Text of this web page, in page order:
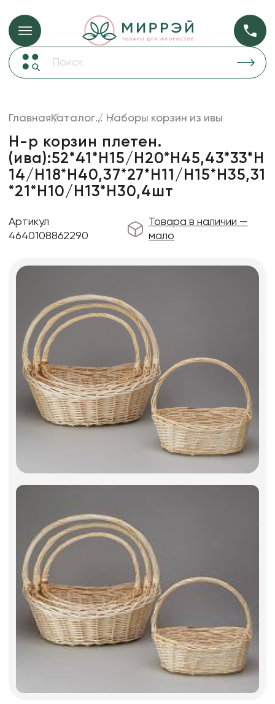
Упаковка для цветов и подарков Упаковка для
прозрачная
Декор для дома
Лента
Товары для флористов
Искусственные цветы и растения
Фоамиран
Игрушки мягкие
Изделия из металла
Сухоцветы
ГлавнаяКаталог... Наборы корзин из ивы
Н-р корзин плетен.
(ива):52*41*H15/H20*H45,43*33*H
14/H18*H40,37*27*H11/H15*H35,31
*21*H10/H13*H30,4шт
Артикул
4640108862290
Товара в наличии —
мало